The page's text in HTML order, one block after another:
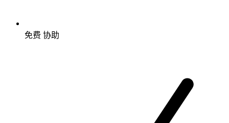
免费 协助